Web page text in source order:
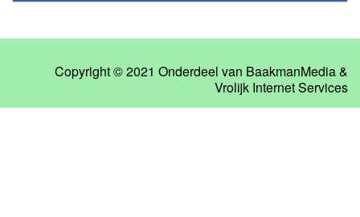
Copyright © 2021 Onderdeel van BaakmanMedia&
Vrolijk Internet Services